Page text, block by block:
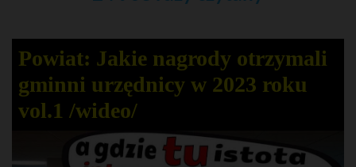
Powiat: Jakie nagrody otrzymali
gminni urzędnicy w 2023 roku
vol.1 /wideo/